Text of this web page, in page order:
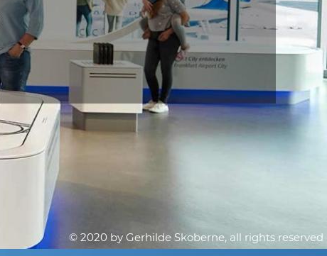
© 2020 by Gerhilde Skoberne, all rights reserved